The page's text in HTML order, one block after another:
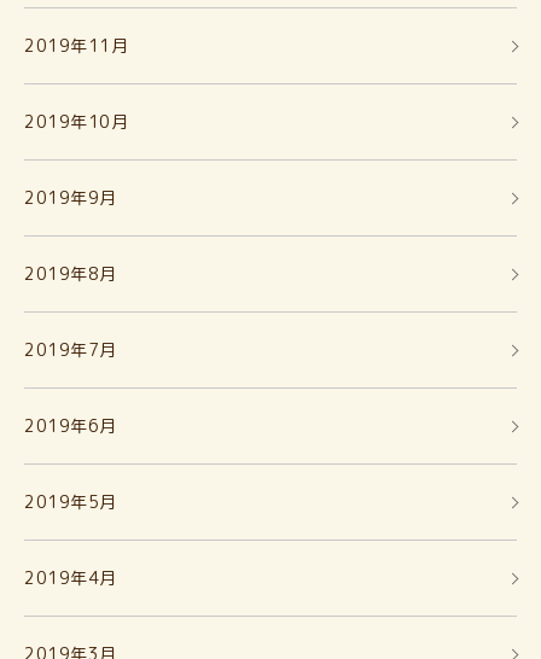
2019年11月
2019年10月
2019年9月
2019年8月
2019年7月
2019年6月
2019年5月
2019年4月
2019年3月